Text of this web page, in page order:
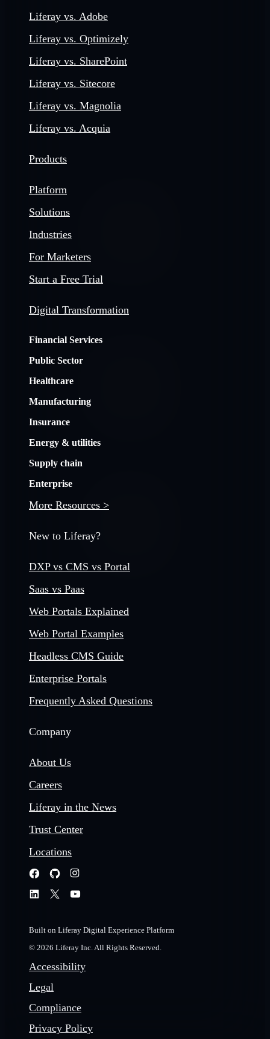
Liferay vs. Adobe
Liferay vs. Optimizely
Liferay vs. SharePoint
Liferay vs. Sitecore
Liferay vs. Magnolia
Liferay vs. Acquia
Products
Platform
Solutions
Industries
For Marketers
Start a Free Trial
Digital Transformation
Financial Services
Public Sector
Healthcare
Manufacturing
Insurance
Energy & utilities
Supply chain
Enterprise
More Resources >
New to Liferay?
DXP vs CMS vs Portal
Saas vs Paas
Web Portals Explained
Web Portal Examples
Headless CMS Guide
Enterprise Portals
Frequently Asked Questions
Company
About Us
Careers
Liferay in the News
Trust Center
Locations
Built on Liferay Digital Experience Platform
© 2026 Liferay Inc. All Rights Reserved.
Accessibility
Legal
Compliance
Privacy Policy